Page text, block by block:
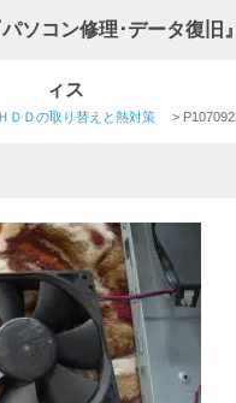
ソコン修理･データ復旧
ィス
ＨＤＤの取り替えと熱対策 >